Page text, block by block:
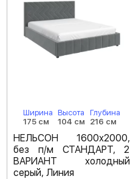
Ширина
175 см
Высота
104 см
Глубина
216 см
НЕЛЬСОН 1600х2000,
без п/м СТАНДАРТ, 2
ВАРИАНТ холодный
серый, Линия